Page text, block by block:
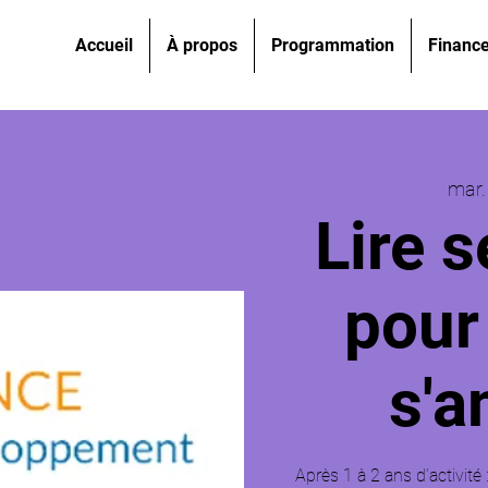
Accueil À propos Programmation
Lire
Après 1 à 2 ans